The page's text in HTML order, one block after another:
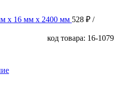
х 16 мм х 2400 мм 528 ₽ /
код товара: 16-1079